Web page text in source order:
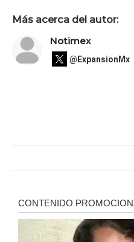
Más acerca del autor:
Notimex
@ExpansionMx